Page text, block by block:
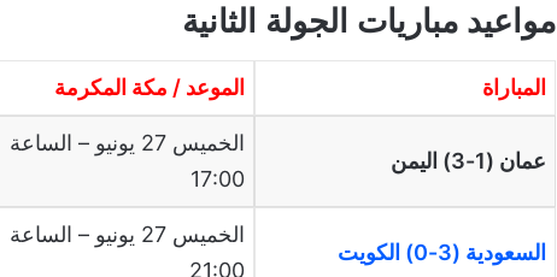
مواعيد مباريات الجولة الثانية
المباراة الموعد / مكة المكرمة
عمان (1-3) اليمن
الخميس 27 يونيو – الساعة
17:00
السعودية (3-0) الكويت
الخميس 27 يونيو – الساعة
21:00